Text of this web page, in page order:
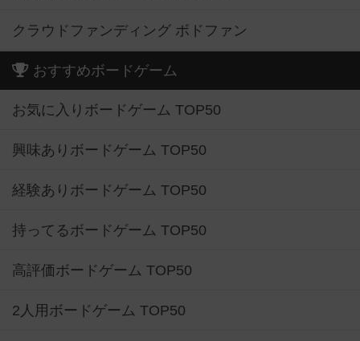
クラウドファンディング ボドファン
おすすめボードゲーム
お気に入りボードゲーム TOP50
興味ありボードゲーム TOP50
経験ありボードゲーム TOP50
持ってるボードゲーム TOP50
高評価ボードゲーム TOP50
2人用ボードゲーム TOP50